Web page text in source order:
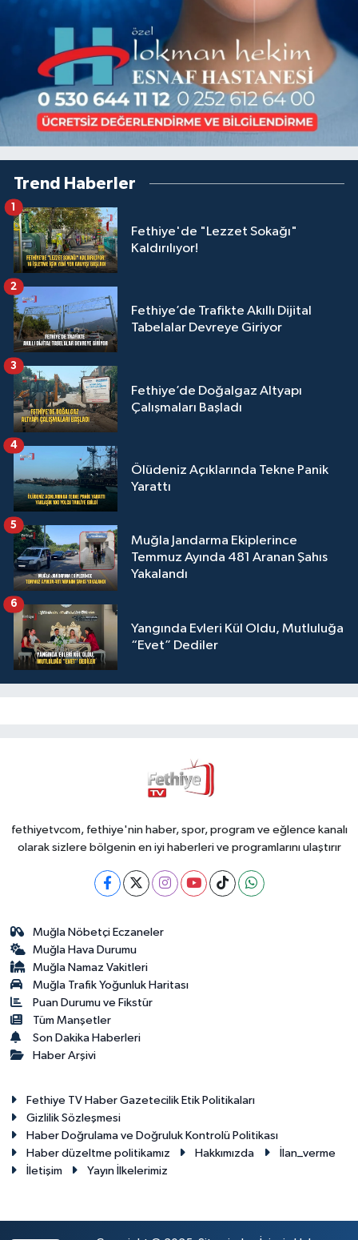
Trend Haberler
Fethiye'de "Lezzet Sokağı"
Kaldırılıyor!
1
Fethiye’de Trafikte Akıllı Dijital
Tabelalar Devreye Giriyor
2
Fethiye’de Doğalgaz Altyapı
Çalışmaları Başladı
3
Ölüdeniz Açıklarında Tekne Panik
Yarattı
4
Muğla Jandarma Ekiplerince
Temmuz Ayında 481 Aranan Şahıs
Yakalandı
5
Yangında Evleri Kül Oldu, Mutluluğa
“Evet” Dediler
6
fethiyetvcom, fethiye'nin haber, spor, program ve eğlence kanalı
olarak sizlere bölgenin en iyi haberleri ve programlarını ulaştırır
Muğla Nöbetçi Eczaneler
Muğla Hava Durumu
Muğla Namaz Vakitleri
Muğla Trafik Yoğunluk Haritası
Puan Durumu ve Fikstür
Tüm Manşetler
Son Dakika Haberleri
Haber Arşivi
Fethiye TV Haber Gazetecilik Etik Politikaları
Gizlilik Sözleşmesi
Haber Doğrulama ve Doğruluk Kontrolü Politikası
Haber düzeltme politikamız
Hakkımızda
İlan_verme
İletişim
Yayın İlkelerimiz